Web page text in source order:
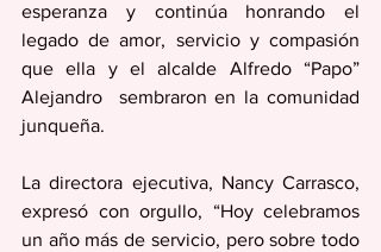
esperanza y continúa honrando el
legado de amor, servicio y compasión
que ella y el alcalde Alfredo “Papo”
Alejandro  sembraron en la comunidad
junqueña.
La directora ejecutiva, Nancy Carrasco,
expresó con orgullo, “Hoy celebramos
un año más de servicio, pero sobre todo